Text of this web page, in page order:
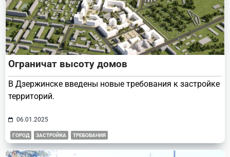
Ограничат высоту домов
В Дзержинске введены новые требования к застройке
территорий.
06.01.2025
ГОРОД ЗАСТРОЙКА ТРЕБОВАНИЯ